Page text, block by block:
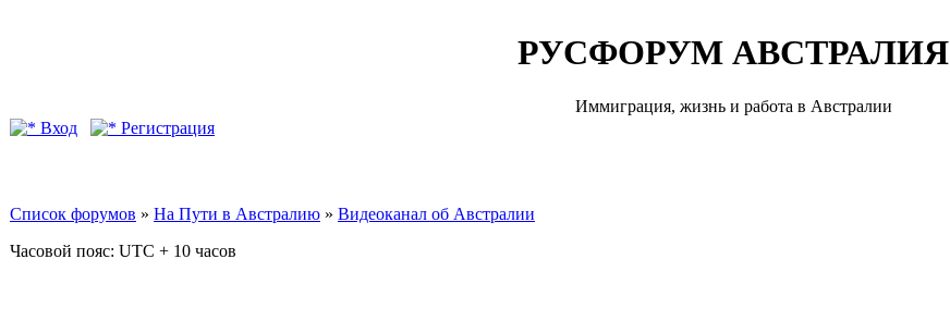
РУСФОРУМ АВСТРАЛИЯ
Иммиграция, жизнь и работа в Австралии
Вход
Регистрация
Список форумов » На Пути в Австралию » Видеоканал об Австралии
Часовой пояс: UTC + 10 часов